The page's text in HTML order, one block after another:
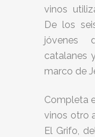
vinos
De los
jóvenes
catalanes
marco de
Completa
vinos otro
El Grifo,